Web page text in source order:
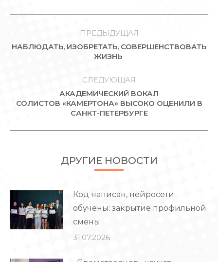
ЗАПИСЯМ
ПРЕДЫДУЩАЯ
Предыдущая
НАБЛЮДАТЬ, ИЗОБРЕТАТЬ, СОВЕРШЕНСТВОВАТЬ
ЖИЗНЬ
СЛЕДУЮЩАЯ
Следующая
запись:
АКАДЕМИЧЕСКИЙ ВОКАЛ
СОЛИСТОВ «КАМЕРТОНА» ВЫСОКО ОЦЕНИЛИ В
САНКТ-ПЕТЕРБУРГЕ
ДРУГИЕ НОВОСТИ
Код написан, нейросети
обучены: закрытие профильной
смены
31.07.2026